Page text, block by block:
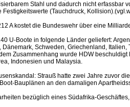
Stahl und dadurch nicht erfassbar
(Tauchdruck,
A kostet die Bundeswehr über eine
U-Boote in folgende Länder geliefert:
Schweden, Griechenland, Italien,
Zusammenhang wurde HDW beschuldigt
Indonesien und Malaysia.
Strauß hatte zwei Jahre zuvor
Bauplänen an den damaligen
bezüglich eines Südafrika-